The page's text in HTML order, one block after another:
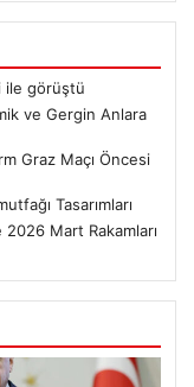
ile görüştü
ve Gergin Anlara
Graz Maçı Öncesi
Tasarımları
Mart Rakamları